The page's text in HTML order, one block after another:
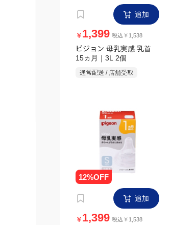
追加
￥ 1,399 税込￥1,538
ピジョン 母乳実感 乳首
15ヵ月｜3L 2個
通常配送 / 店舗受取
追加
￥ 1,399 税込￥1,538